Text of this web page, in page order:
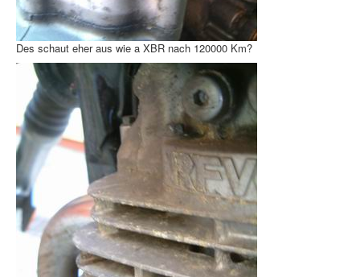
Des schaut eher aus wie a XBR nach 120000 Km?